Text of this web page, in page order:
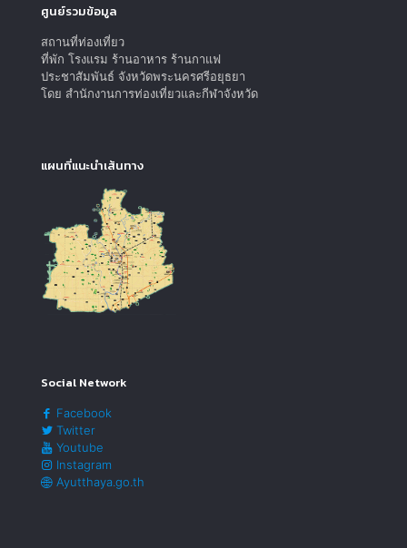
ศูนย์รวมข้อมูล
สถานที่ท่องเที่ยว
ที่พัก โรงแรม ร้านอาหาร ร้านกาแฟ
ประชาสัมพันธ์ จังหวัดพระนครศรีอยุธยา
โดย สำนักงานการท่องเที่ยวและกีฬาจังหวัด
แผนที่แนะนำเส้นทาง
Social Network
Facebook
Twitter
Youtube
Instagram
Ayutthaya.go.th